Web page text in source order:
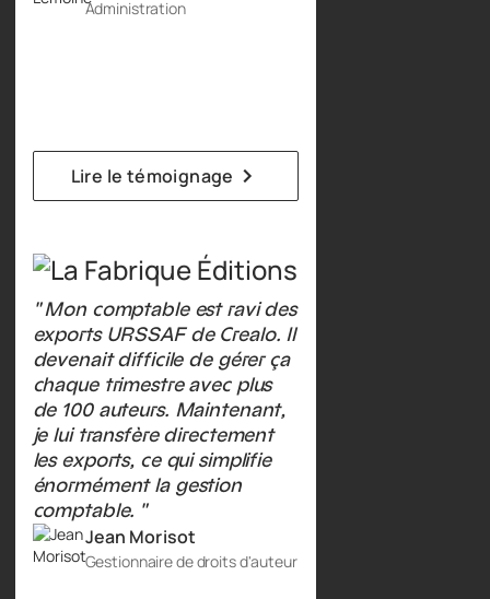
Administration
Lire le témoignage
" Mon comptable est ravi des
exports URSSAF de Crealo. Il
devenait difficile de gérer ça
chaque trimestre avec plus
de 100 auteurs. Maintenant,
je lui transfère directement
les exports, ce qui simplifie
énormément la gestion
comptable. "
Jean Morisot
Gestionnaire de droits d'auteur